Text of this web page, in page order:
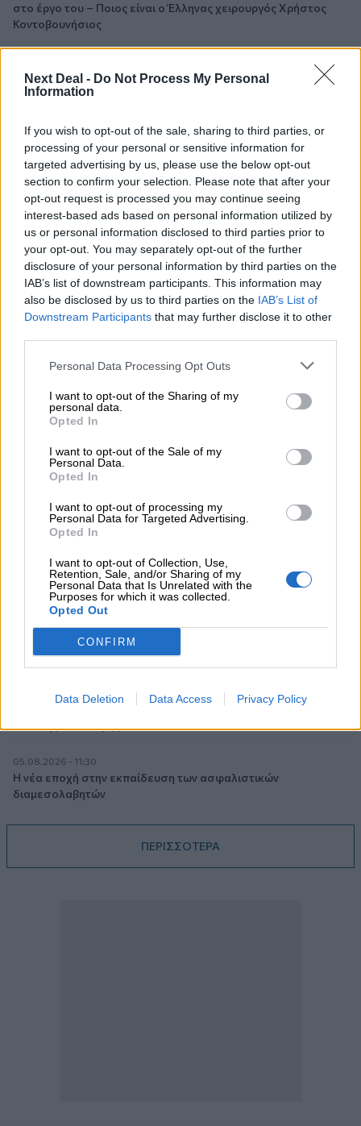
Next Deal - Do Not Process My Personal
Information
If you wish to opt-out of the sale, sharing to third parties, or
processing of your personal or sensitive information for
targeted advertising by us, please use the below opt-out
section to confirm your selection. Please note that after your
opt-out request is processed you may continue seeing
interest-based ads based on personal information utilized by
us or personal information disclosed to third parties prior to
your opt-out. You may separately opt-out of the further
disclosure of your personal information by third parties on the
IAB’s list of downstream participants. This information may
also be disclosed by us to third parties on the IAB’s List of
Downstream Participants that may further disclose it to other
Personal Data Processing Opt Outs
I want to opt-out of the Sharing of my
personal data.
Opted In
I want to opt-out of the Sale of my
Personal Data.
Opted In
I want to opt-out of processing my
Personal Data for Targeted Advertising.
Opted In
I want to opt-out of Collection, Use,
Retention, Sale, and/or Sharing of my
Personal Data that Is Unrelated with the
Purposes for which it was collected.
Opted Out
CONFIRM
Data Deletion Data Access Privacy Policy
στο έργο του – Ποιος είναι ο Έλληνας χειρουργός Χρήστος
Κοντοβουνήσιος
Μιχάλης Τάτσης, Insurance & Healthcare Analyst, διευθυντής
Επιχειρηματικής Ανάπτυξης Ομίλου HHG
06.08.2026 - 13:30
Όταν η επόμενη μέρα είναι στάχτη, τι θα πει ο Ασφαλιστικός
Διαμεσολαβητής στον πελάτη κλάδου υγείας;
06.08.2026 - 12:22
Kavita Patel - PhARMA Innovation Forum: Ένα στα πέντε
καινοτόμα φάρμακα φτάνει τελικά στην Ελλάδα
06.08.2026 - 11:37
Μείωση ασφαλιστικών εισφορών ύψους 240 εκατ. ευρώ
ζητούν οι έμποροι από την Κυβέρνηση
ενεργειακή κρίση;
06.08.2026 - 09:15
Στέλιος Λιανός – INTERAMERICAN / Αθηναϊκή Γενική Κλινική
06.08.2026 - 08:40
Η γαλλική «ψήφος» στο «καλώδιο» και τα συμφέροντα, οι
ελληνικές τράπεζες «πρωταθλήτριες» στα δάνεια, νέο deal
Βαρδινογιάννη- Εξάρχου και ο διπλασιασμός των κερδών της
Randy Schekman, Νομπελίστας Ιατρικής: «Σε πέντε χρόνια
μπορεί να έχουμε θεραπεία που αναστέλλει την εξέλιξη του
Πάρκινσον»
05.08.2026 - 12:33
Ε.Ε και παράνομη μετανάστευση: προτάσεις και δράσεις με
παρονομαστή το κοινό συμφέρον
05.08.2026 - 11:30
Η νέα εποχή στην εκπαίδευση των ασφαλιστικών
διαμεσολαβητών
ΠΕΡΙΣΣΟΤΕΡΑ